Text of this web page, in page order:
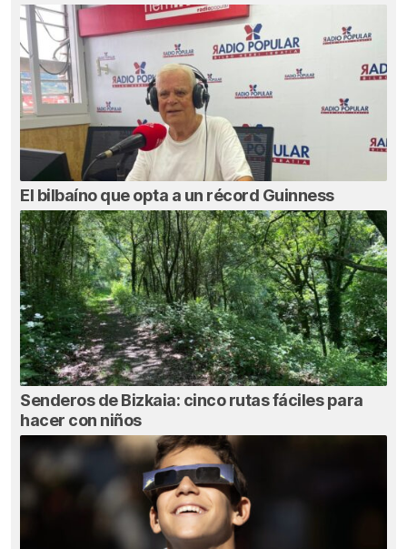
El bilbaíno que opta a un récord Guinness
Senderos de Bizkaia: cinco rutas fáciles para
hacer con niños